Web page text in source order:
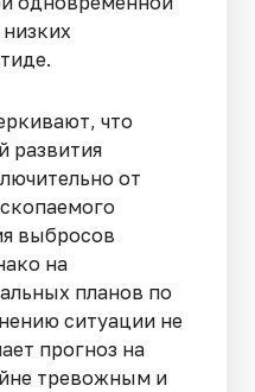
что
развития
от
выбросов
на
планов по
ситуации не
прогноз на
тревожным и